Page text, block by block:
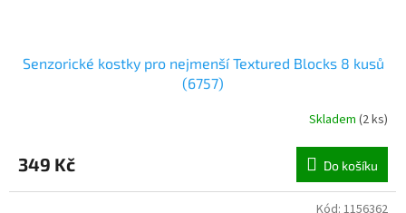
Senzorické kostky pro nejmenší Textured Blocks 8 kusů
(6757)
Skladem (2 ks)
349 Kč Do košíku
Kód: 1156362